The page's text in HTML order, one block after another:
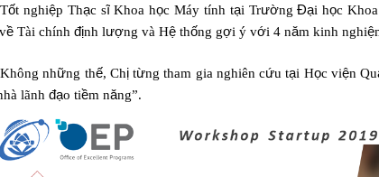
Tốt nghiệp Thạc sĩKhoa học Máy tính tại TrườngĐại học
ề Tài chính định lượng và Hệ thống gợi ý với 4 năm kinh nghiệ
Không những thế, Chịtừng tham gia nghiên cứu tại Học viện Qu
lãnh đạo tiềm năng”.